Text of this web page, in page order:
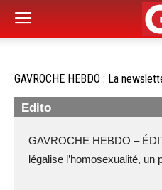
GAVROCHE HEBDO : La
Edito
GAVROCHE HEBDO –
légalise l’homosexualité, un